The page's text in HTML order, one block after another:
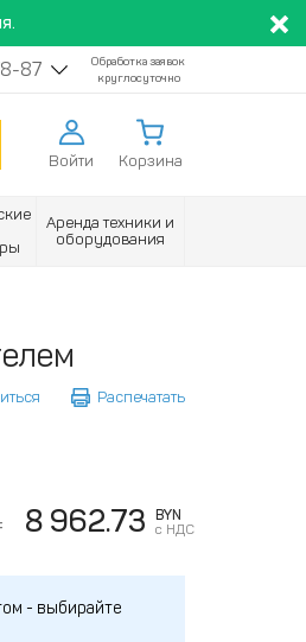
87
Обработка заявок
круглосуточно
Войти Корзина
Аренда техники и
оборудования
Распечатать
8 962.73
BYN
с НДС
- выбирайте